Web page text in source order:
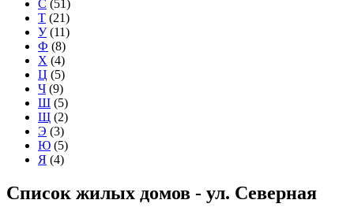
С (51)
Т (21)
У(11)
Ф (8)
Х (4)
Ц (5)
Ч (9)
Ш (5)
Щ (2)
Э (3)
Ю (5)
Я (4)
Список жилых домов - ул. Северная